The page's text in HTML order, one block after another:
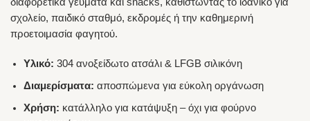
διαφορετικά γεύματα και snacks, καθιστώντας το ιδανικό για
σχολείο, παιδικό σταθμό, εκδρομές ή την καθημερινή
προετοιμασία φαγητού.
Υλικό: 304 ανοξείδωτο ατσάλι & LFGB σιλικόνη
Διαμερίσματα: αποσπώμενα για εύκολη οργάνωση
Χρήση: κατάλληλο για κατάψυξη – όχι για φούρνο